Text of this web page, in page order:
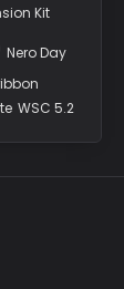
Kit
Nero Day
WSC 5.2